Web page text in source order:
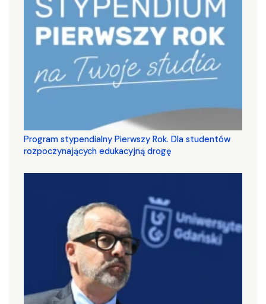
Program stypendialny Pierwszy Rok. Dla studentów
rozpoczynających edukacyjną drogę